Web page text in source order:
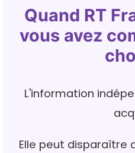
Quand RT
vous avez
L'information
Elle peut disparaître